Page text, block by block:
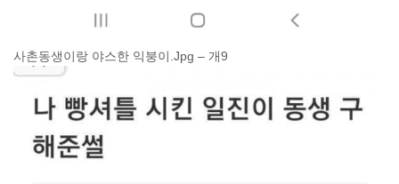
사촌동생이랑 야스한 익붕이.Jpg – 개9